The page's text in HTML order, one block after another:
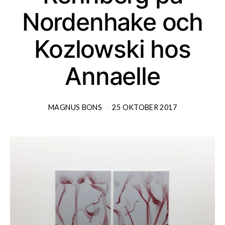
Nordenhake och
Kozlowski hos
Annaelle
MAGNUS BONS 25 OKTOBER 2017